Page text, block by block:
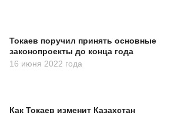
Токаев поручил принять основные
законопроекты до конца года
16 июня 2022 года
Как Токаев изменит Казахстан